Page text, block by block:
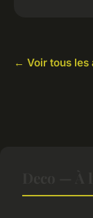
← Voir tous les